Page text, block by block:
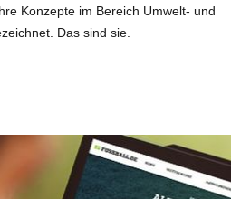
Konzepte im Bereich Umwelt- und
Das sind sie.